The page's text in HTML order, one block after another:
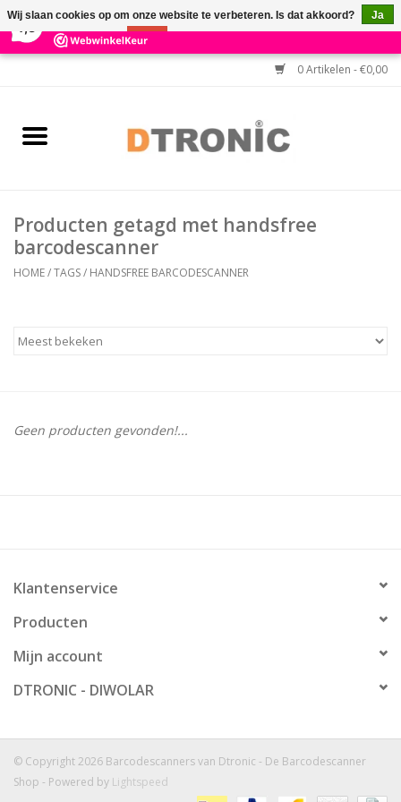
3 Reviews ×
0 Artikelen - €0,00
BARCODESCANNERS
HULP BIJ INSTALLATIE
Producten getagd met handsfree
barcodescanner
HOME/TAGS/ HANDSFREE BARCODESCANNER
Geen producten gevonden!...
Klantenservice
Producten
Mijn account
DTRONIC - DIWOLAR
© Copyright 2026 Barcodescanners van Dtronic - De Barcodescanner
Shop - Powered by Lightspeed
Wij slaan cookies op om onze website te verbeteren. Is dat akkoord?
Ja
Nee